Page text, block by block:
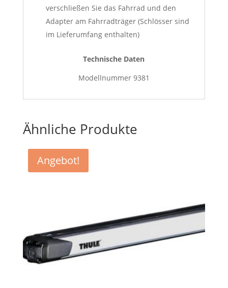
verschließen Sie das Fahrrad und den
Adapter am Fahrradträger (Schlösser sind
im Lieferumfang enthalten)
Technische Daten
Modellnummer 9381
Ähnliche Produkte
Angebot!